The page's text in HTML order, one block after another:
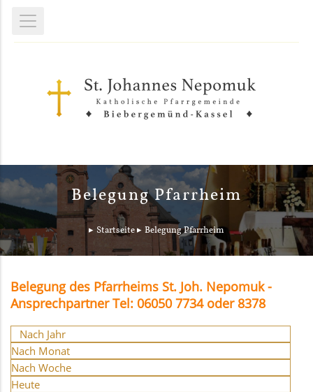
Belegung Pfarrheim
Startseite Belegung Pfarrheim
Belegung des Pfarrheims St. Joh. Nepomuk -
Ansprechpartner Tel: 06050 7734 oder 8378
Nach Jahr
Nach Monat
Nach Woche
Heute